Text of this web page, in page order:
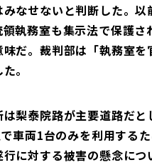
みなせないと判断した。
執務室も集示法で保護
味だ。裁判部は「執務室
。
梨泰院路が主要道路だ
車両1台のみを利用する
に対する被害の懸念に